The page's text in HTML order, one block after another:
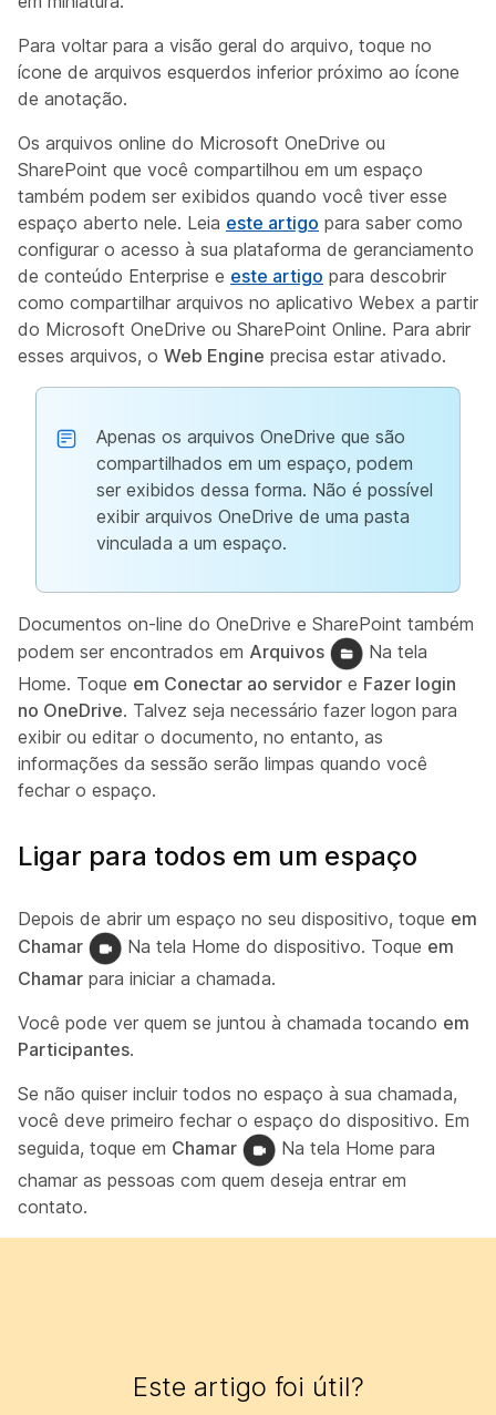
Para voltar para a visão geral do arquivo, toque no
ícone de arquivos esquerdos inferior próximo ao ícone
de anotação.
Os arquivos online do Microsoft OneDrive ou
SharePoint que você compartilhou em um espaço
também podem ser exibidos quando você tiver esse
espaço aberto nele. Leia este artigo para saber como
configurar o acesso à sua plataforma de geranciamento
de conteúdo Enterprise e este artigo para descobrir
como compartilhar arquivos no aplicativo Webex a partir
do Microsoft OneDrive ou SharePoint Online. Para abrir
esses arquivos, o Web Engine precisa estar ativado.
Apenas os arquivos OneDrive que são
compartilhados em um espaço, podem
ser exibidos dessa forma. Não é possível
exibir arquivos OneDrive de uma pasta
vinculada a um espaço.
Documentos on-line do OneDrive e SharePoint também
podem ser encontrados em Arquivos
Na tela
Home. Toque em Conectar ao servidor e Fazer login
no OneDrive. Talvez seja necessário fazer logon para
exibir ou editar o documento, no entanto, as
informações da sessão serão limpas quando você
fechar o espaço.
Ligar para todos em um espaço
Depois de abrir um espaço no seu dispositivo, toque em
Chamar
Na tela Home do dispositivo. Toque em
Chamar para iniciar a chamada.
Você pode ver quem se juntou à chamada tocando em
Participantes.
Se não quiser incluir todos no espaço à sua chamada,
você deve primeiro fechar o espaço do dispositivo. Em
seguida, toque em Chamar
Na tela Home para
chamar as pessoas com quem deseja entrar em
contato.
Este artigo foi útil?